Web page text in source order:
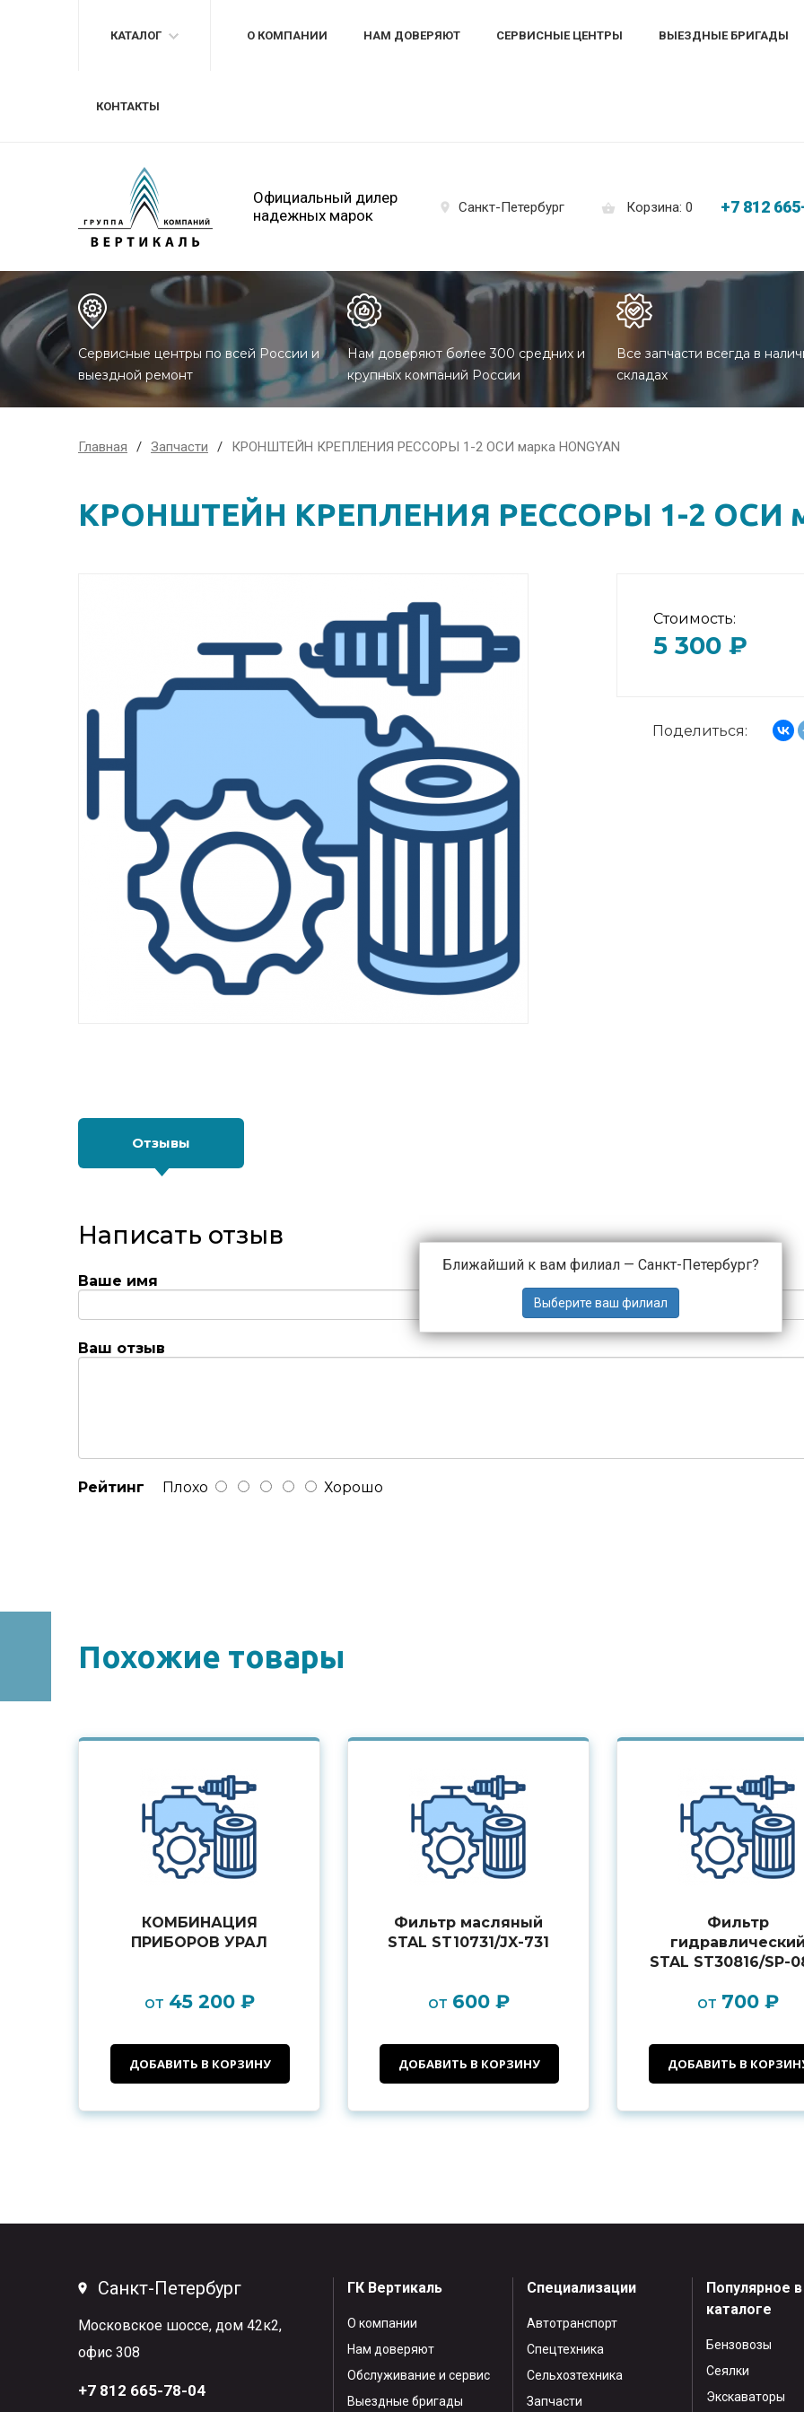
КАТАЛОГ О КОМПАНИИ НАМ ДОВЕРЯЮТ СЕРВИСНЫЕ ЦЕНТРЫ ВЫЕЗДНЫЕ БРИГАДЫ
КОНТАКТЫ
Официальный дилер
надежных марок
Санкт-Петербург
Ближайший к вам филиал — Санкт-Петербург?
Корзина: 0 +7 812
Сервисные центры по всей России и
выездной ремонт
Нам доверяют более 300 средних и
крупных компаний России
Все запчасти всегда в
складах
Главная Запчасти КРОНШТЕЙН КРЕПЛЕНИЯ РЕССОРЫ 1-2 ОСИ марка HONGYAN
КРОНШТЕЙН КРЕПЛЕНИЯ РЕССОРЫ 1-2 ОСИ
Стоимость:
5 300 ₽
Поделиться:
Отзывы
Написать отзыв
Ваше имя
Ваш отзыв
Рейтинг Плохо Хорошо
Похожие товары
КОМБИНАЦИЯ
ПРИБОРОВ УРАЛ
от 45 200 ₽
ДОБАВИТЬ В КОРЗИНУ
Фильтр масляный
STAL ST10731/JX-731
от 600 ₽
ДОБАВИТЬ В КОРЗИНУ
Фильтр
гидравлический
STAL ST30816/SP-
от 700 ₽
ДОБАВИТЬ В
Санкт-Петербург
Московское шоссе, дом 42к2,
офис 308
+7 812 665-78-04
ГК Вертикаль
О компании
Нам доверяют
Обслуживание и сервис
Выездные бригады
Специализации
Автотранспорт
Спецтехника
Сельхозтехника
Запчасти
Популярное в
каталоге
Бензовозы
Сеялки
Экскаваторы